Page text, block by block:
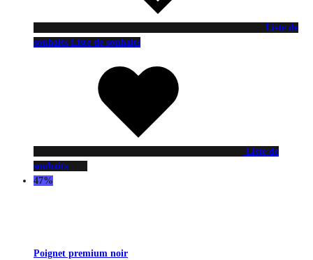
Liste de
souhaits Liste de souhaits
Liste de
souhaits
47%
Poignet premium noir